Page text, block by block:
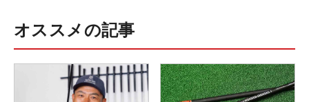
オススメの記事